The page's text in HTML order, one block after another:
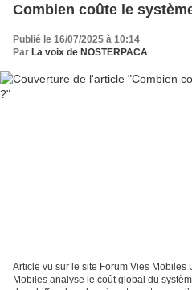
Combien coûte le
Publié le 16/07/2025 à 10:14
Par La voix de NOSTERPACA
Article vu sur le site Forum Vies
Mobiles analyse le coût global du